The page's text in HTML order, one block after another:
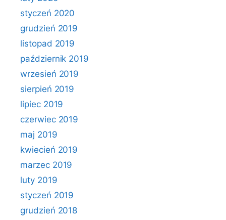
styczeń 2020
grudzień 2019
listopad 2019
październik 2019
wrzesień 2019
sierpień 2019
lipiec 2019
czerwiec 2019
maj 2019
kwiecień 2019
marzec 2019
luty 2019
styczeń 2019
grudzień 2018